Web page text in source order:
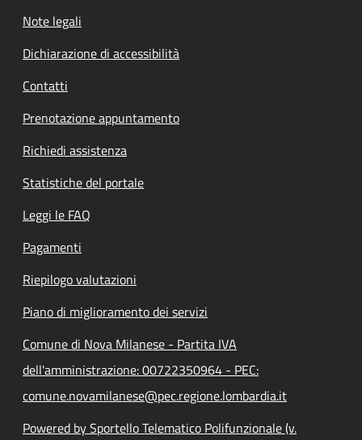
Note legali
Dichiarazione di accessibilità
Contatti
Prenotazione appuntamento
Richiedi assistenza
Statistiche del portale
Leggi le FAQ
Pagamenti
Riepilogo valutazioni
Piano di miglioramento dei servizi
Comune di Nova Milanese - Partita IVA
dell'amministrazione: 00722350964 - PEC:
comune.novamilanese@pec.regione.lombardia.it
Powered by Sportello Telematico Polifunzionale (v.